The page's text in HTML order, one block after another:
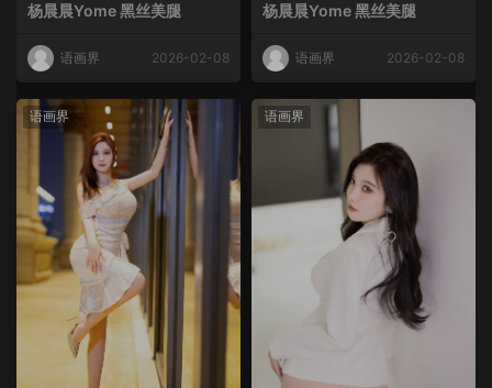
杨晨晨Yome 黑丝美腿
语画界 2026-02-08
杨晨晨Yome 黑丝美腿
语画界 2026-02-08
语画界 语画界